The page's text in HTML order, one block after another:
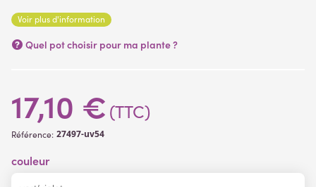
Voir plus d'information
Quel pot choisir pour ma plante ?
17,10 € (TTC)
Référence: 27497-uv54
couleur